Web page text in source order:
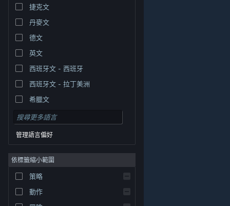
權人在美國與其它國家（地區）之財產。
Cookie
捷克文
丹麥文
德文
英文
西班牙文 - 西班牙
西班牙文 - 拉丁美洲
希臘文
管理語言偏好
依標籤縮小範圍
策略
動作